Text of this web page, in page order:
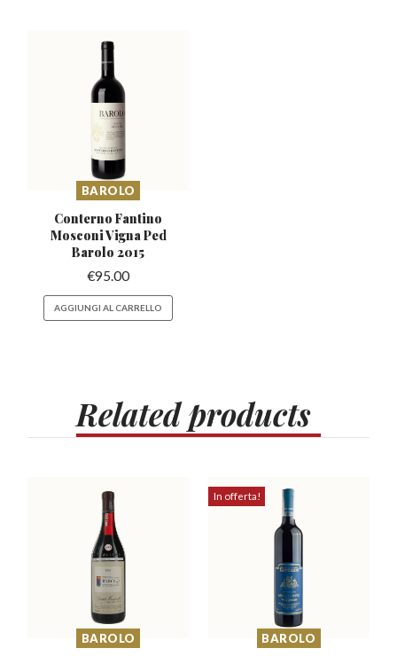
BAROLO
Conterno Fantino
MosconiVigna Ped
Barolo 2015
€95.00
AGGIUNGI AL CARRELLO
Relatedproducts
BAROLO
In offerta!
BAROLO